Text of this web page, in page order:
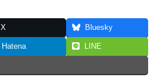
X Bluesky
Hatena LINE